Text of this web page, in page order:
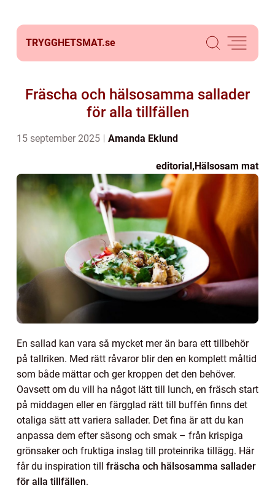
TRYGGHETSMAT.se
Fräscha och hälsosamma sallader
för alla tillfällen
15 september 2025 Amanda Eklund
editorial,Hälsosam mat
En sallad kan vara så mycket mer än bara ett tillbehör
på tallriken. Med rätt råvaror blir den en komplett måltid
som både mättar och ger kroppen det den behöver.
Oavsett om du vill ha något lätt till lunch, en fräsch start
på middagen eller en färgglad rätt till buffén finns det
otaliga sätt att variera sallader. Det fina är att du kan
anpassa dem efter säsong och smak – från krispiga
grönsaker och fruktiga inslag till proteinrika tillägg. Här
får du inspiration till fräscha och hälsosamma sallader
för alla tillfällen.